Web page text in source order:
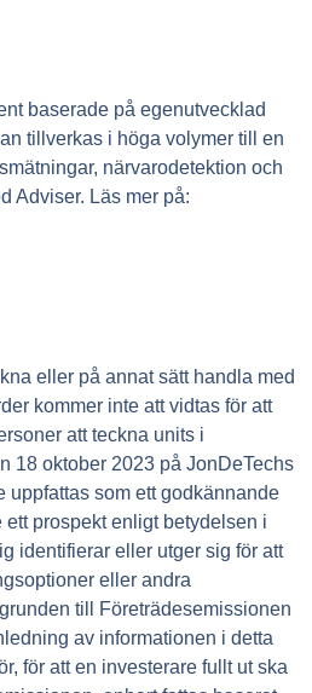
baserade på egenutvecklad
tillverkas i höga volymer till en
närvarodetektion och
Adviser. Läs mer på:
eller på annat sätt handla med
kommer inte att vidtas för att
att teckna units i
18 oktober 2023 på JonDeTechs
uppfattas som ett godkännande
prospekt enligt betydelsen i
identifierar eller utger sig för att
eller andra
till Företrädesemissionen
av informationen i detta
för att en investerare fullt ut ska